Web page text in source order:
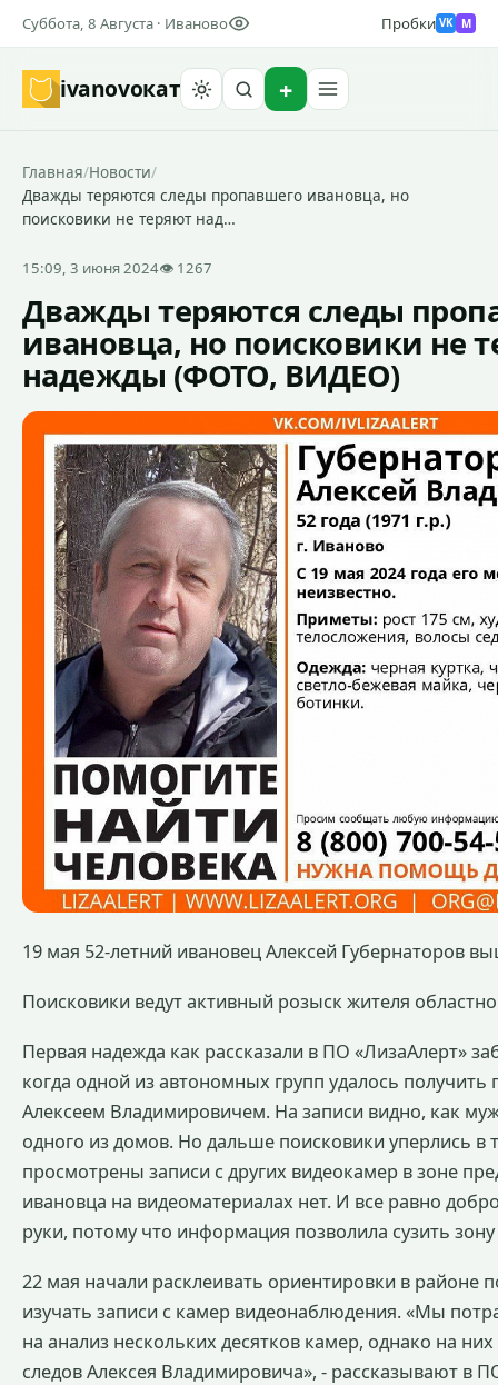
Суббота, 8 Августа · Иваново Пробки VK M
ivanovoкат
Главная/Новости/
Дважды теряются следы пропавшего ивановца, но
поисковики не теряют над…
15:09, 3 июня 2024👁 1267
Дважды теряются следы
ивановца, но поисковики не
надежды (ФОТО, ВИДЕО)
19 мая 52-летний ивановец Алексей Губернаторов
Поисковики ведут активный розыск жителя
Первая надежда как рассказали в ПО «ЛизаАлерт»
когда одной из автономных групп удалось получить
Алексеем Владимировичем. На записи видно, как
одного из домов. Но дальше поисковики уперлись в
просмотрены записи с других видеокамер в зоне
ивановца на видеоматериалах нет. И все равно
руки, потому что информация позволила сузить
22 мая начали расклеивать ориентировки в районе
изучать записи с камер видеонаблюдения. «Мы
на анализ нескольких десятков камер, однако на
следов Алексея Владимировича», - рассказывают в